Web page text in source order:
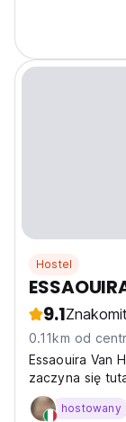
Hostel
9.1
0.11km od
Essaouira Van
zaczyna się
Essaouiry,
innychhostowany